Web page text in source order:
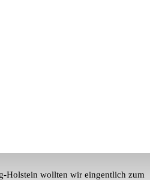
Holstein wollten wir eingentlich zum